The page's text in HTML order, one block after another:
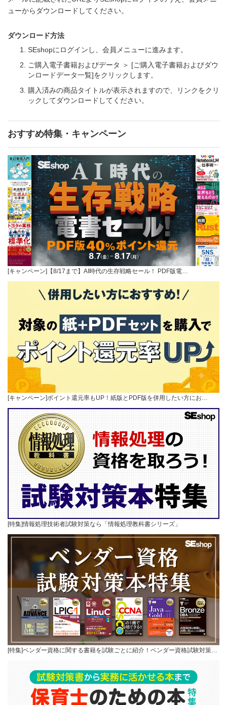
ューからダウンロードしてください。
ダウンロード方法
SEshopにログインし、会員メニューに進みます。
ご購入電子書籍およびデータ ＞ [ご購入電子書籍およびダウ
ンロードデータ一覧]をクリックします。
購入済みの商品タイトルが表示されますので、リンクをクリ
ックしてダウンロードしてください。
おすすめ特集・キャンペーン
[キャンペーン]【8/17まで】AI時代の生存戦略セール！ PDF版電…
[キャンペーン]ポイント還元率もUP！紙版とPDF版を併用したい方にお…
[特集]情報処理技術者試験対策なら「情報処理教科書シリーズ」
[特集]ベンダー資格に関する書籍を試験ごとに紹介！ベンダー資格試験対策…